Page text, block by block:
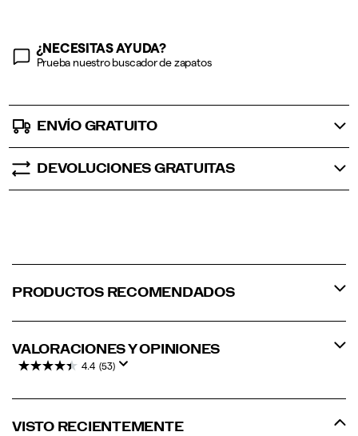
¿NECESITAS AYUDA?
Prueba nuestro buscador de zapatos
ENVÍO GRATUITO
DEVOLUCIONES GRATUITAS
PRODUCTOS RECOMENDADOS
VALORACIONES Y OPINIONES
4.4 (53)
VISTO RECIENTEMENTE